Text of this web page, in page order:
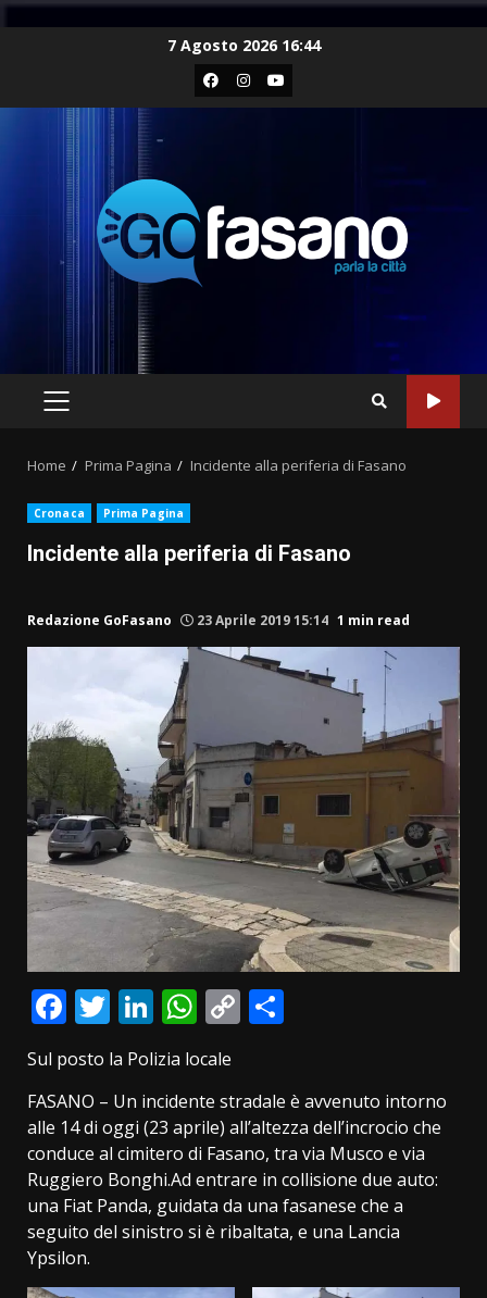
7 Agosto 2026 16:44
Facebook
Instagram
Youtube
PRIMARY
Home Prima Pagina Incidente alla periferia di Fasano
Cronaca Prima Pagina
Incidente alla periferia di Fasano
Redazione GoFasano 23 Aprile 2019 15:14 1 min read
Facebook
Twitter
LinkedIn
WhatsApp
Copy
Sul posto la Polizia locale
FASANO – Un incidente stradale è avvenuto intorno
alle 14 di oggi (23 aprile) all’altezza dell’incrocio che
conduce al cimitero di Fasano, tra via Musco e via
Ruggiero Bonghi.Ad entrare in collisione due auto:
una Fiat Panda, guidata da una fasanese che a
seguito del sinistro si è ribaltata, e una Lancia
Ypsilon.